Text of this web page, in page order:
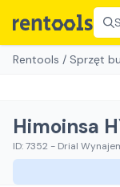
Rentools / Sprzęt
Himoinsa
ID:7352 - Drial